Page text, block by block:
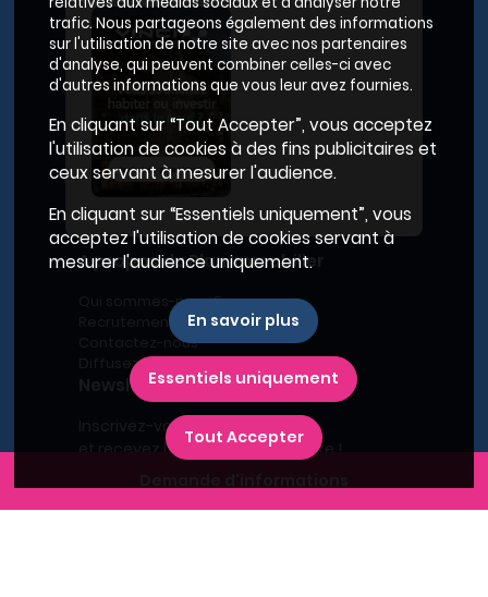
A propos du Plan Immobilier
Qui sommes-nous ?
Recrutement
Contactez-nous
Diffusez votre programme
Newsletter
Inscrivez-vous à la newsletter,
et recevez l'actualité immobilière !
trafic. Nous partageons également des informations
sur l'utilisation de notre site avec nos partenaires
d'analyse, qui peuvent combiner celles-ci avec
d'autres informations que vous leur avez fournies.
En cliquant sur “Tout Accepter”, vous acceptez
l'utilisation de cookies à des fins publicitaires et
ceux servant à mesurer l'audience.
En cliquant sur “Essentiels uniquement”, vous
acceptez l'utilisation de cookies servant à
mesurer l'audience uniquement.
En savoir plus
Essentiels uniquement
Tout Accepter